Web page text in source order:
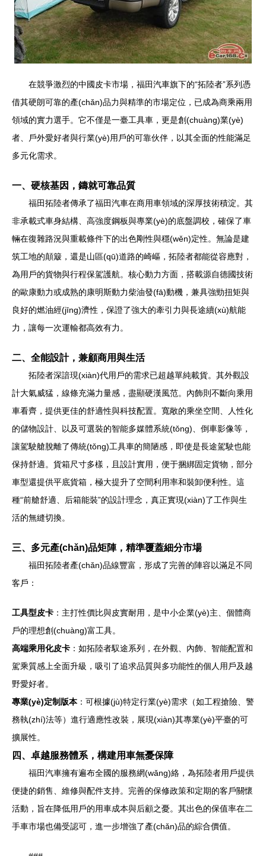
在競爭激烈的中國皮卡市場，福田汽車旗下的“拓陸者”系列憑
借其硬朗可靠的產(chǎn)品力與精準的市場定位，已成為商乘兩用
領域的實力選手。它不僅是一臺工具車，更是創(chuàng)業(yè)
者、戶外愛好者與行業(yè)用戶的可靠伙伴，以其全面的性能滿足
多元化需求。
一、硬核基因，鑄就可靠品質
福田拓陸者傳承了福田汽車在商用車領域的深厚技術積淀。其
非承載式車身結構、高強度鋼板與專業(yè)的底盤調校，確保了車
輛在復雜路況與重載條件下的出色剛性與穩(wěn)定性。無論是建
筑工地的顛簸，還是山區(qū)道路的崎嶇，拓陸者都能從容應對，
為用戶的貨物與行程保駕護航。核心動力方面，搭載源自德國技術
的歐康動力或成熟的康明斯動力柴油發(fā)動機，兼具強勁扭矩與
良好的燃油經(jīng)濟性，保證了強大的牽引力與長途續(xù)航能
力，讓每一次運輸都高效有力。
二、全能設計，兼顧商用與生活
拓陸者深諳現(xiàn)代用戶的需求已超越單純載貨。其外觀設
計大氣威猛，線條充滿力量感，盡顯硬漢風范。內飾則不斷向乘用
車看齊，提供更佳的舒適性與科技配置。寬敞的乘坐空間、人性化
的儲物設計、以及可選裝的智能多媒體系統(tǒng)、倒車影像等，
讓駕駛艙脫離了傳統(tǒng)工具車的簡陋感，即使是長途駕駛也能
保持舒適。貨箱尺寸多樣，且設計實用，便于捆綁固定貨物，部分
車型還提供平底貨箱，極大提升了空間利用率和裝卸便利性。這
種“前艙舒適、后箱能裝”的設計理念，真正實現(xiàn)了工作與生
活的無縫切換。
三、多元產(chǎn)品矩陣，精準覆蓋細分市場
福田拓陸者產(chǎn)品線豐富，形成了完善的陣容以滿足不同
客戶：
工具型皮卡 ：主打性價比與皮實耐用，是中小企業(yè)主、個體商
戶的理想創(chuàng)富工具。
高端乘用化皮卡 ：如拓陸者馭途系列，在外觀、內飾、智能配置和
駕乘質感上全面升級，吸引了追求品質與多功能性的個人用戶及越
野愛好者。
專業(yè)定制版本：可根據(jù)特定行業(yè)需求（如工程搶險、警
務執(zhí)法等）進行適應性改裝，展現(xiàn)其專業(yè)平臺的可
擴展性。
四、卓越服務體系，構建用車無憂保障
福田汽車擁有遍布全國的服務網(wǎng)絡，為拓陸者用戶提供
便捷的銷售、維修與配件支持。完善的保修政策和定期的客戶關懷
活動，旨在降低用戶的用車成本與后顧之憂。其出色的保值率在二
手車市場也備受認可，進一步增強了產(chǎn)品的綜合價值。